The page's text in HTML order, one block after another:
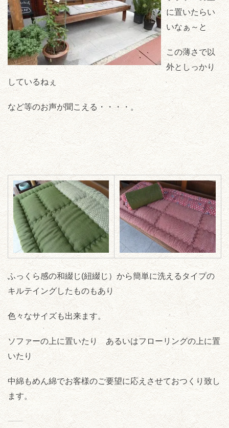
に置いたらい
いなぁ～と
この薄さで以
外としっかり
しているねぇ
など等のお声が聞こえる・・・・。
ふっくら感の和綴じ(紐綴じ）から簡単に洗えるタイプの
キルテイングしたものもあり
色々なサイズも出来ます。
ソファーの上に置いたり あるいはフローリングの上に置
いたり
中綿もめん綿でお客様のご要望に応えさせておつくり致し
ます。